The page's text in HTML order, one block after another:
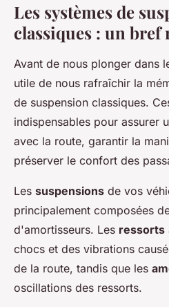
Les systèmes de
classiques : un bref
Avant de nous plonger dans
utile de nous rafraîchir la
de suspension classiques.
indispensables pour assurer
avec la route, garantir la
préserver le confort des
Les suspensions de vos
principalement composées
d'amortisseurs. Les ressorts
chocs et des vibrations
de la route, tandis que les
oscillations des ressorts.